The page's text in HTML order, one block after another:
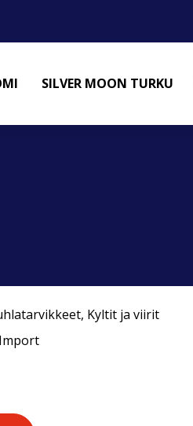
SILVER MOON TURKU
, Kyltit ja viirit